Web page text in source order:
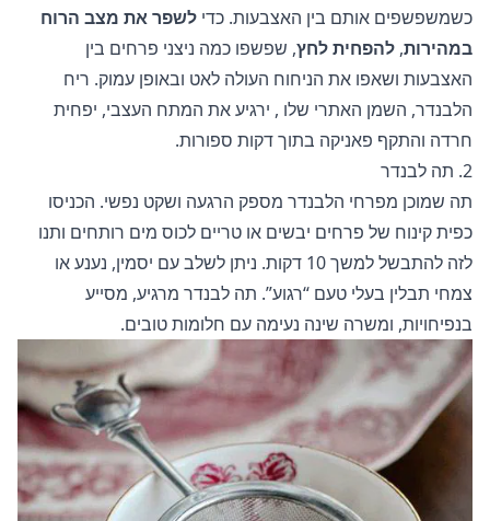
כשמשפשפים אותם בין האצבעות. כדי לשפר את מצב הרוח
במהירות, להפחית לחץ, שפשפו כמה ניצני פרחים בין
האצבעות ושאפו את הניחוח העולה לאט ובאופן עמוק. ריח
הלבנדר, השמן האתרי שלו , ירגיע את המתח העצבי, יפחית
חרדה והתקף פאניקה בתוך דקות ספורות.
2. תה לבנדר
תה שמוכן מפרחי הלבנדר מספק הרגעה ושקט נפשי. הכניסו
כפית קינוח של פרחים יבשים או טריים לכוס מים רותחים ותנו
לזה להתבשל למשך 10 דקות. ניתן לשלב עם יסמין, נענע או
צמחי תבלין בעלי טעם “רגוע”. תה לבנדר מרגיע, מסייע
בנפיחויות, ומשרה שינה נעימה עם חלומות טובים.